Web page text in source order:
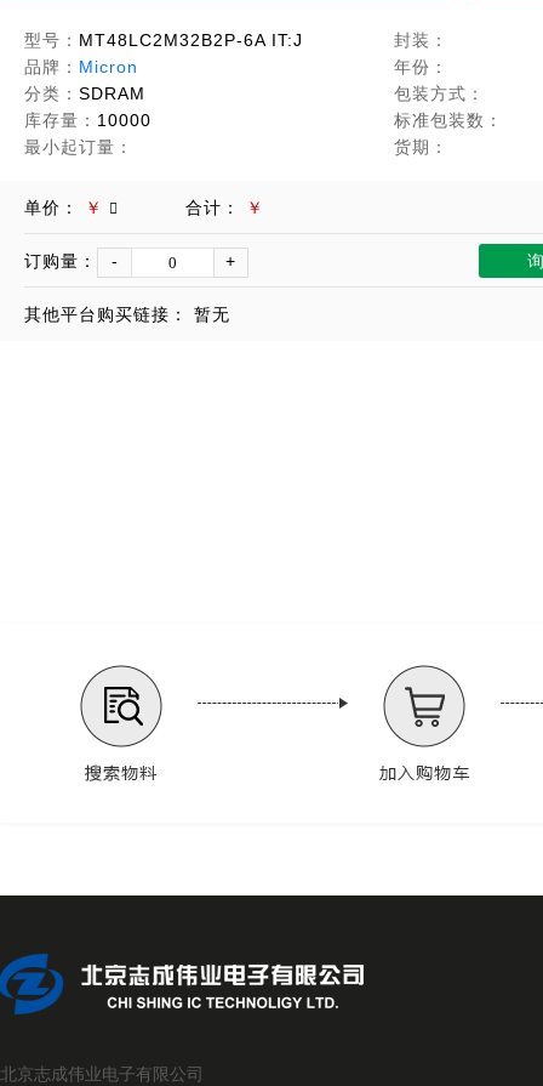
型号： MT48LC2M32B2P-6A IT:J
封装：
品牌： Micron
年份：
分类： SDRAM
包装方式：
库存量： 10000
标准包装数：
最小起订量：
货期：
单价： ￥ 合计： ￥
订购量： - +
其他平台购买链接： 暂无
北京志成伟业电子有限公司